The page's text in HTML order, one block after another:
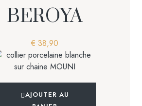
BEROYA
€ 38,90
AJOUTER AU